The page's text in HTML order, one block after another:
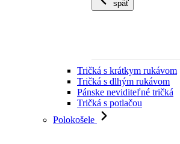
späť
Tričká s krátkym rukávom
Tričká s dlhým rukávom
Pánske neviditeľné tričká
Tričká s potlačou
Polokošele